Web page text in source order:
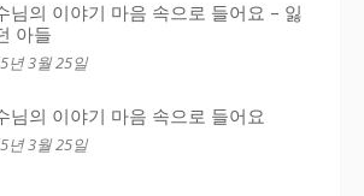
님의 이야기 마음 속으로 들어요 – 잃
아들
년 3월 25일
님의 이야기 마음 속으로 들어요
년 3월 25일